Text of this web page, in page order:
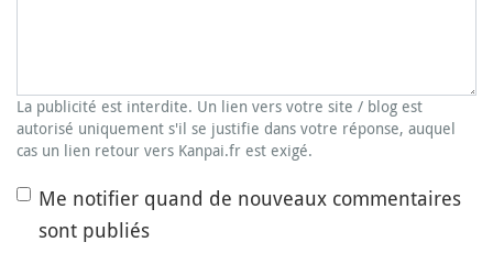
La publicité est interdite. Un lien vers votre site / blog est
autorisé uniquement s'il se justifie dans votre réponse, auquel
cas un lien retour vers Kanpai.fr est exigé.
Me notifier quand de nouveaux commentaires
sont publiés